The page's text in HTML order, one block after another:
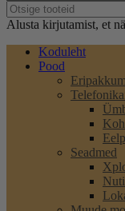
Alusta kirjutamist, et
Koduleht
Pood
Seadmed